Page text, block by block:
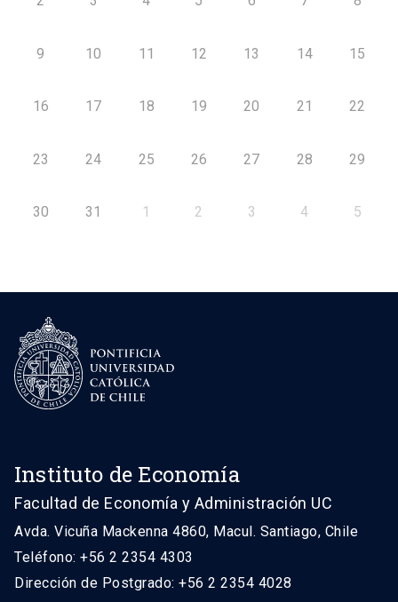
9 10 11 12 13 14 15
16 17 18 19 20 21 22
23 24 25 26 27 28 29
30 31 1 2 3 4 5
Instituto de Economía
Facultad de Economía y Administración UC
Avda. Vicuña Mackenna 4860, Macul. Santiago, Chile
Teléfono: +56 2 2354 4303
Dirección de Postgrado: +56 2 2354 4028